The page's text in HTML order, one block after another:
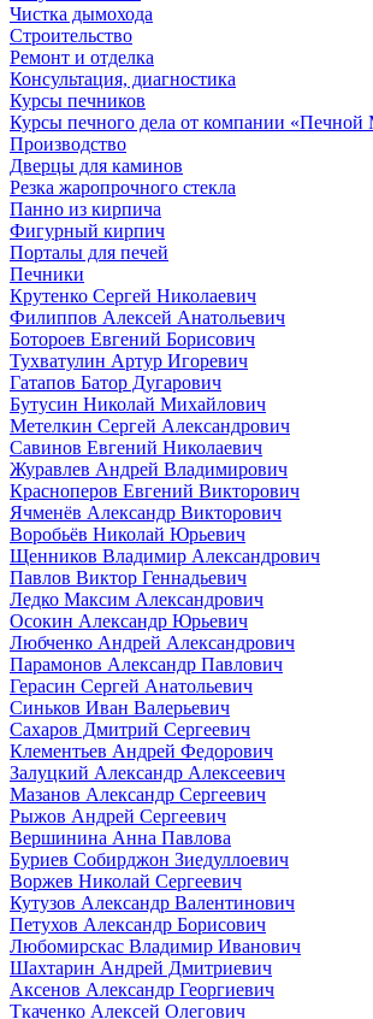
Чистка дымохода
Строительство
Ремонт и отделка
Консультация, диагностика
Курсы печников
Курсы печного дела от компании «Печной
Производство
Дверцы для каминов
Резка жаропрочного стекла
Панно из кирпича
Фигурный кирпич
Порталы для печей
Печники
Крутенко Сергей Николаевич
Филиппов Алексей Анатольевич
Ботороев Евгений Борисович
Тухватулин Артур Игоревич
Гатапов Батор Дугарович
Бутусин Николай Михайлович
Метелкин Сергей Александрович
Савинов Евгений Николаевич
Журавлев Андрей Владимирович
Красноперов Евгений Викторович
Ячменёв Александр Викторович
Воробьёв Николай Юрьевич
Щенников Владимир Александрович
Павлов Виктор Геннадьевич
Ледко Максим Александрович
Осокин Александр Юрьевич
Любченко Андрей Александрович
Парамонов Александр Павлович
Герасин Сергей Анатольевич
Синьков Иван Валерьевич
Сахаров Дмитрий Сергеевич
Клементьев Андрей Федорович
Залуцкий Александр Алексеевич
Мазанов Александр Сергеевич
Рыжов Андрей Сергеевич
Вершинина Анна Павлова
Буриев Собирджон Зиедуллоевич
Воржев Николай Сергеевич
Кутузов Александр Валентинович
Петухов Александр Борисович
Любомирскас Владимир Иванович
Шахтарин Андрей Дмитриевич
Аксенов Александр Георгиевич
Ткаченко Алексей Олегович